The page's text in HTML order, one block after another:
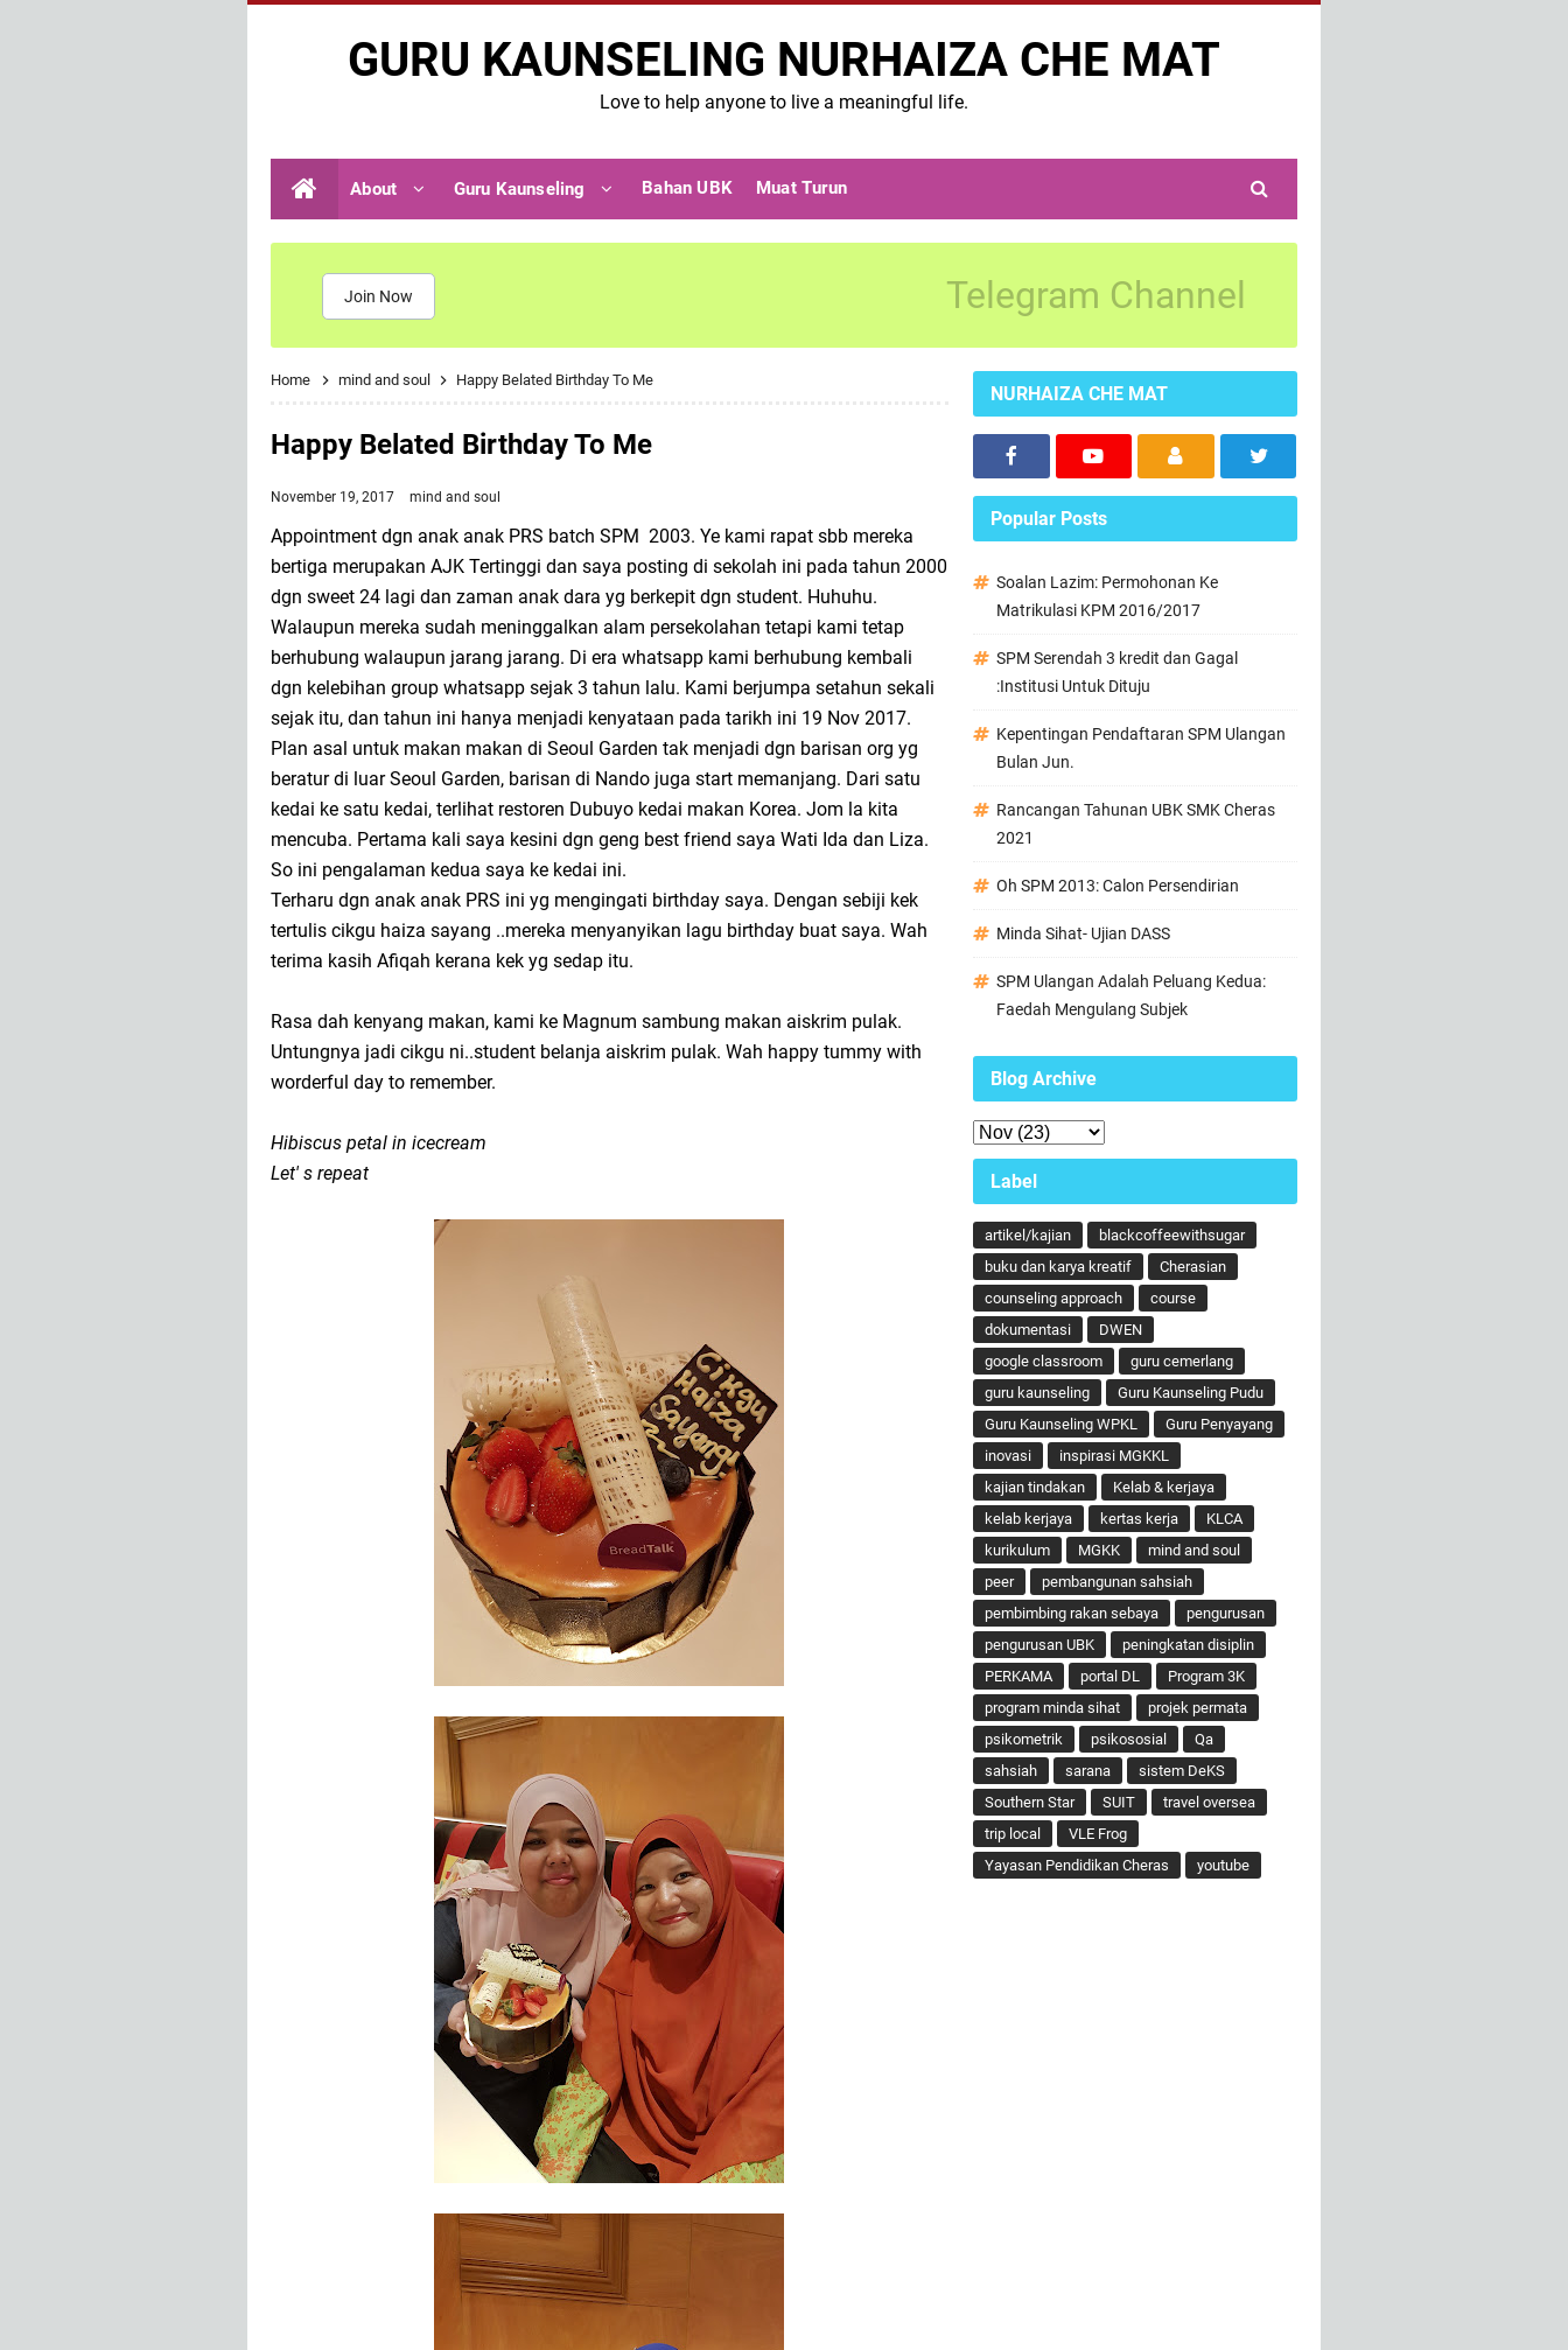
GURU KAUNSELING NURHAIZA CHE MAT
Love to help anyone to live a meaningful life.
About Guru Kaunseling Bahan UBK Muat Turun
Join Now Telegram Channel
Home mind and soul Happy Belated Birthday To Me
Happy Belated Birthday To Me
November 19, 2017 mind and soul
Appointment dgn anak anak PRS batch SPM 2003. Ye kami rapat sbb mereka
bertiga merupakan AJK Tertinggi dan saya posting di sekolah ini pada tahun 2000
dgn sweet 24 lagi dan zaman anak dara yg berkepit dgn student. Huhuhu.
Walaupun mereka sudah meninggalkan alam persekolahan tetapi kami tetap
berhubung walaupun jarang jarang. Di era whatsapp kami berhubung kembali
dgn kelebihan group whatsapp sejak 3 tahun lalu. Kami berjumpa setahun sekali
sejak itu, dan tahun ini hanya menjadi kenyataan pada tarikh ini 19 Nov 2017.
Plan asal untuk makan makan di Seoul Garden tak menjadi dgn barisan org yg
beratur di luar Seoul Garden, barisan di Nando juga start memanjang. Dari satu
kedai ke satu kedai, terlihat restoren Dubuyo kedai makan Korea. Jom la kita
mencuba. Pertama kali saya kesini dgn geng best friend saya Wati Ida dan Liza.
So ini pengalaman kedua saya ke kedai ini.
Terharu dgn anak anak PRS ini yg mengingati birthday saya. Dengan sebiji kek
tertulis cikgu haiza sayang ..mereka menyanyikan lagu birthday buat saya. Wah
terima kasih Afiqah kerana kek yg sedap itu.
Rasa dah kenyang makan, kami ke Magnum sambung makan aiskrim pulak.
Untungnya jadi cikgu ni..student belanja aiskrim pulak. Wah happy tummy with
worderful day to remember.
Hibiscus petal in icecream
Let' s repeat
NURHAIZA CHE MAT
Popular Posts
Soalan Lazim: Permohonan Ke
Matrikulasi KPM 2016/2017
SPM Serendah 3 kredit dan Gagal
:Institusi Untuk Dituju
Kepentingan Pendaftaran SPM Ulangan
Bulan Jun.
Rancangan Tahunan UBK SMK Cheras
2021
Oh SPM 2013: Calon Persendirian
Minda Sihat- Ujian DASS
SPM Ulangan Adalah Peluang Kedua:
Faedah Mengulang Subjek
Blog Archive
Label
artikel/kajian
blackcoffeewithsugar
buku dan karya kreatif
Cherasian
counseling approach
course
dokumentasi
DWEN
google classroom
guru cemerlang
guru kaunseling
Guru Kaunseling Pudu
Guru Kaunseling WPKL
Guru Penyayang
inovasi
inspirasi MGKKL
kajian tindakan
Kelab & kerjaya
kelab kerjaya
kertas kerja
KLCA
kurikulum
MGKK
mind and soul
peer
pembangunan sahsiah
pembimbing rakan sebaya
pengurusan
pengurusan UBK
peningkatan disiplin
PERKAMA
portal DL
Program 3K
program minda sihat
projek permata
psikometrik
psikososial
Qa
sahsiah
sarana
sistem DeKS
Southern Star
SUIT
travel oversea
trip local
VLE Frog
Yayasan Pendidikan Cheras
youtube